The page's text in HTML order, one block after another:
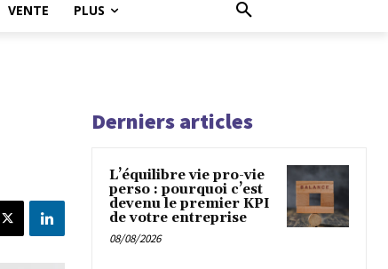
VENTE PLUS
Derniers articles
L’équilibre vie pro-vie
perso : pourquoi c’est
devenu le premier KPI
de votre entreprise
08/08/2026